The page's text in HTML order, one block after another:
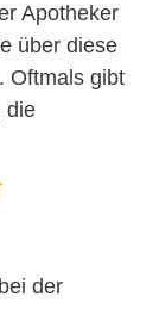
Apotheker
über diese
Oftmals gibt
die
der